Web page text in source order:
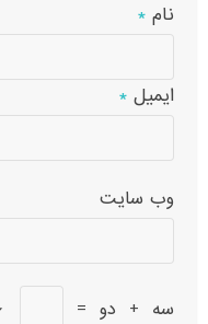
نام*
ایمیل*
وب‌ سایت
سه + دو =